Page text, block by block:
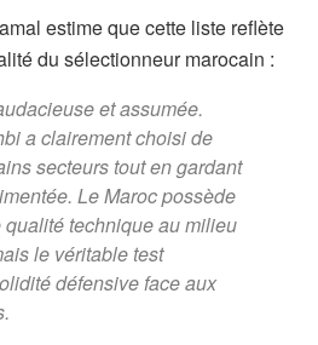
estime que cette liste reflète
du sélectionneur marocain :
et assumée.
a clairement choisi de
secteurs tout en gardant
Le Maroc possède
qualité technique au milieu
le véritable test
défensive face aux